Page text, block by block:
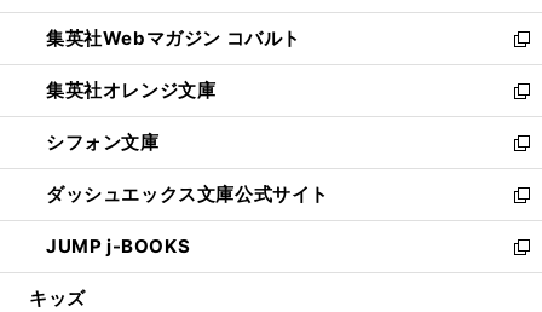
開
く
ウ
で
開
く
ン
ド
ウ
で
開
く
ウ
ィ
ン
ド
ウ
で
開
く
集英社Webマガジン コバルト
新
し
い
ウ
ィ
ン
ド
ウ
で
開
集英社オレンジ文庫
新
し
い
ウ
ィ
ン
ド
ウ
シフォン文庫
新
し
い
ウ
ィ
ン
ダッシュエックス文庫公式サイト
新
し
い
ウ
JUMP j-BOOKS
新
し
キッズ